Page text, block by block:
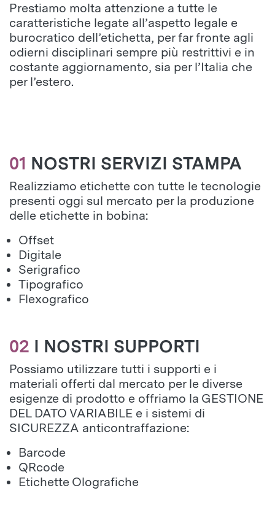
Prestiamo molta attenzione a tutte le
caratteristiche legate all’aspetto legale e
burocratico dell’etichetta, per far fronte agli
odierni disciplinari sempre più restrittivi e in
costante aggiornamento, sia per l’Italia che
per l’estero.
01 NOSTRI SERVIZI STAMPA
Realizziamo etichette con tutte le tecnologie
presenti oggi sul mercato per la produzione
delle etichette in bobina:
Offset
Digitale
Serigrafico
Tipografico
Flexografico
02 I NOSTRI SUPPORTI
Possiamo utilizzare tutti i supporti e i
materiali offerti dal mercato per le diverse
esigenze di prodotto e offriamo la GESTIONE
DEL DATO VARIABILE e i sistemi di
SICUREZZA anticontraffazione:
Barcode
QRcode
Etichette Olografiche